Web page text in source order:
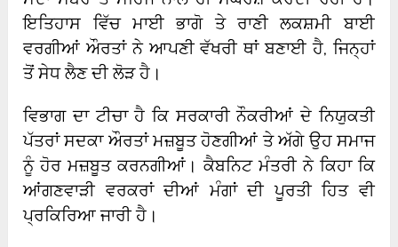
ਇਤਿਹਾਸ ਵਿੱਚ ਮਾਈ ਭਾਗੋ ਤੇ ਰਾਣੀ ਲਕਸ਼ਮੀ ਬਾਈ
ਵਰਗੀਆਂ ਔਰਤਾਂ ਨੇ ਆਪਣੀ ਵੱਖਰੀ ਥਾਂ ਬਣਾਈ ਹੈ, ਜਿਨ੍ਹਾਂ
ਤੋਂ ਸੇਧ ਲੈਣ ਦੀ ਲੋੜ ਹੈ।
ਵਿਭਾਗ ਦਾ ਟੀਚਾ ਹੈ ਕਿ ਸਰਕਾਰੀ ਨੌਕਰੀਆਂ ਦੇ ਨਿਯੁਕਤੀ
ਪੱਤਰਾਂ ਸਦਕਾ ਔਰਤਾਂ ਮਜ਼ਬੂਤ ਹੋਣਗੀਆਂ ਤੇ ਅੱਗੇ ਉਹ ਸਮਾਜ
ਨੂੰ ਹੋਰ ਮਜ਼ਬੂਤ ਕਰਨਗੀਆਂ। ਕੈਬਨਿਟ ਮੰਤਰੀ ਨੇ ਕਿਹਾ ਕਿ
ਆਂਗਣਵਾੜੀ ਵਰਕਰਾਂ ਦੀਆਂ ਮੰਗਾਂ ਦੀ ਪੂਰਤੀ ਹਿਤ ਵੀ
ਪ੍ਰਕਿਰਿਆ ਜਾਰੀ ਹੈ।